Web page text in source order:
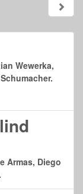
Wewerka,
Armas, Diego